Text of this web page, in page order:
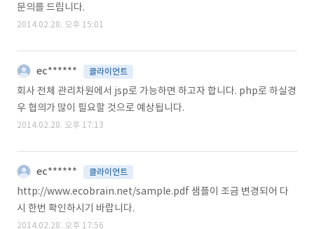
문의를 드립니다.
2014.02.28. 오후 15:01
ec****** 클라이언트
회사 전체 관리차원에서 jsp로 가능하면 하고자 합니다. php로 하실경
우 협의가 많이 필요할 것으로 예상됩니다.
2014.02.28. 오후 17:13
ec****** 클라이언트
http://www.ecobrain.net/sample.pdf 샘플이 조금 변경되어 다
시 한번 확인하시기 바랍니다.
2014.02.28. 오후 17:56